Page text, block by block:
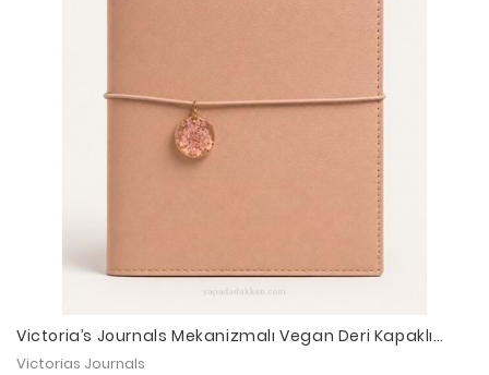
Victoria’s Journals Mekanizmalı Vegan Deri Kapaklı
Defter 160 Sayfa - Taba
Victorias Journals